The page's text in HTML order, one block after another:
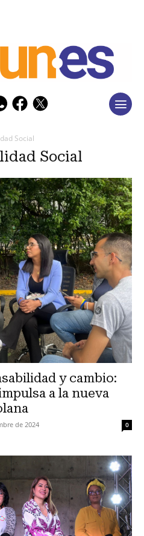
Social
Social
y cambio:
a la nueva
de 2024 0